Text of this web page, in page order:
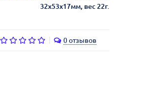
32х53х17мм, вес 22г.
0 отзывов